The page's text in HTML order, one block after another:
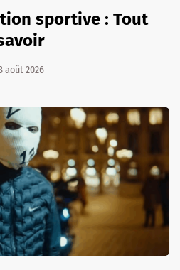
sportive : Tout
août 2026